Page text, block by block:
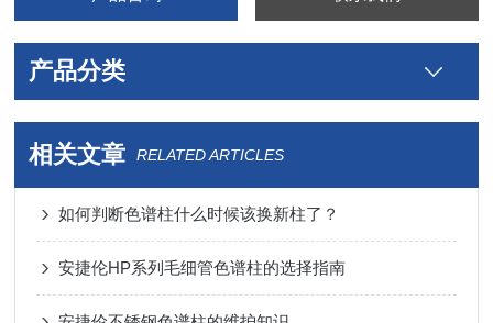
产品分类
相关文章 RELATED ARTICLES
如何判断色谱柱什么时候该换新柱了？
安捷伦HP系列毛细管色谱柱的选择指南